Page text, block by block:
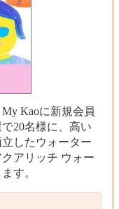
Kaoに新規会員
20名様に、高い
したウォーター
アリッチ ウォー
す。